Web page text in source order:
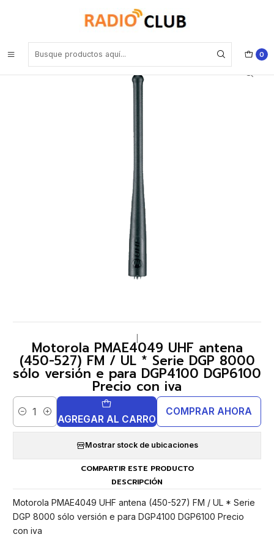
0
Motorola PMAE4049 UHF antena (450-527) FM / UL * Serie DGP
8000 sólo versión e para DGP4100 DGP6100 Precio con iva
Motorola PMAE4049 UHF antena
(450-527) FM / UL * Serie DGP 8000
sólo versión e para DGP4100 DGP6100
Precio con iva
Cantidad AGREGAR AL CARRO
COMPRAR AHORA
Mostrar stock de ubicaciones
COMPARTIR ESTE PRODUCTO
DESCRIPCIÓN
Motorola PMAE4049 UHF antena (450-527) FM / UL * Serie
DGP 8000 sólo versión e para DGP4100 DGP6100 Precio
con iva